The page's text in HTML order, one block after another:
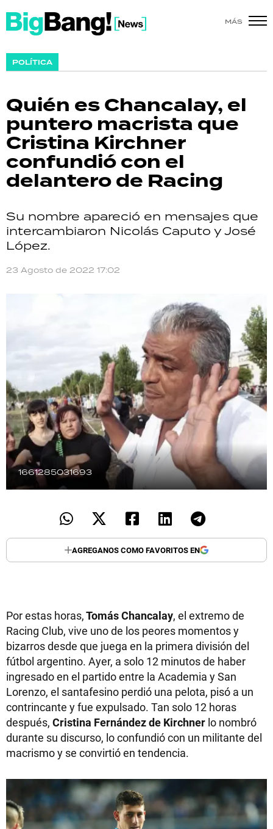
MÁS
POLÍTICA
Quién es Chancalay, el
puntero macrista que
Cristina Kirchner
confundió con el
delantero de Racing
Su nombre apareció en mensajes que
intercambiaron Nicolás Caputo y José
López.
23 Agosto de 2022 17:02
1661285031693
AGREGANOS COMO FAVORITOS EN
Por estas horas,Tomás Chancalay, el extremo de
Racing Club, vive uno de los peores momentos y
bizarros desde que juega en la primera división del
fútbol argentino. Ayer, a solo 12 minutos de haber
ingresado en el partido entre la Academia y San
Lorenzo, el santafesino perdió una pelota, pisó a un
contrincante y fue expulsado. Tan solo 12 horas
después, Cristina Fernández de Kirchner lo nombró
durante su discurso, lo confundió con un militante del
macrismo y se convirtió en tendencia.
SHOW
ACTUALIDAD
POLICIALES
ECONOMÍA
SALUD
DEPORTES
TECNOLOGÍA
PALABRAS
HORÓSCOPO
Seguinos